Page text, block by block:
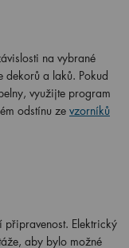
na vybrané
dekorů a laků. Pokud
využijte program
odstínu ze vzorníků
připravenost. Elektrický
aby bylo možné